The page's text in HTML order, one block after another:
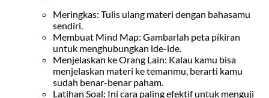
Meringkas: Tulis ulang materi dengan bahasamu
sendiri.
Membuat Mind Map: Gambarlah peta pikiran
untuk menghubungkan ide-ide.
Menjelaskan ke Orang Lain: Kalau kamu bisa
menjelaskan materi ke temanmu, berarti kamu
sudah benar-benar paham.
Latihan Soal: Ini cara paling efektif untuk menguji